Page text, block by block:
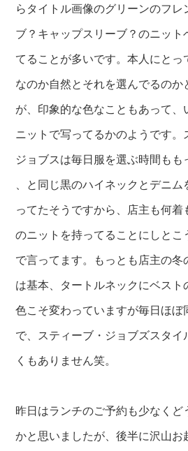
らタイトル画像のグリーンのフレ
ブ？キャップスリーブ？のニット
てることが多いです。本人にとっ
なのか自然とそれを選んでるのか
が、印象的な色なこともあって、
ニットで写ってるかのようです。
ジョブスは毎日服を選ぶ時間もも
、と同じ黒のハイネックとデニ
ってたそうですから、店主も何着
のニットを持ってることにしとこ
で言ってます。もっとも店主の冬
は基本、タートルネックにベスト
色こそ変わっていますが毎日ほぼ
で、スティーブ・ジョブズスタイ
くもありません笑。
昨日はランチのご予約も少なくど
かと思いましたが、後半に沢山お